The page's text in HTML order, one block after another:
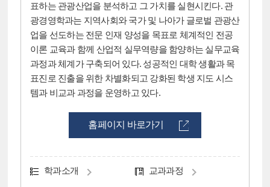
표하는 관광산업을 분석하고 그 가치를 실현시킨다. 관
광경영학과는 지역사회와 국가 및 나아가 글로벌 관광산
업을 선도하는 전문 인재 양성을 목표로 체계적인 전공
이론 교육과 함께 산업적 실무역량을 함양하는 실무교육
과정과 체계가 구축되어 있다. 성공적인 대학 생활과 목
표진로 진출을 위한 차별화되고 강화된 학생 지도 시스
템과 비교과 과정을 운영하고 있다.
홈페이지 바로가기
학과소개 교과과정